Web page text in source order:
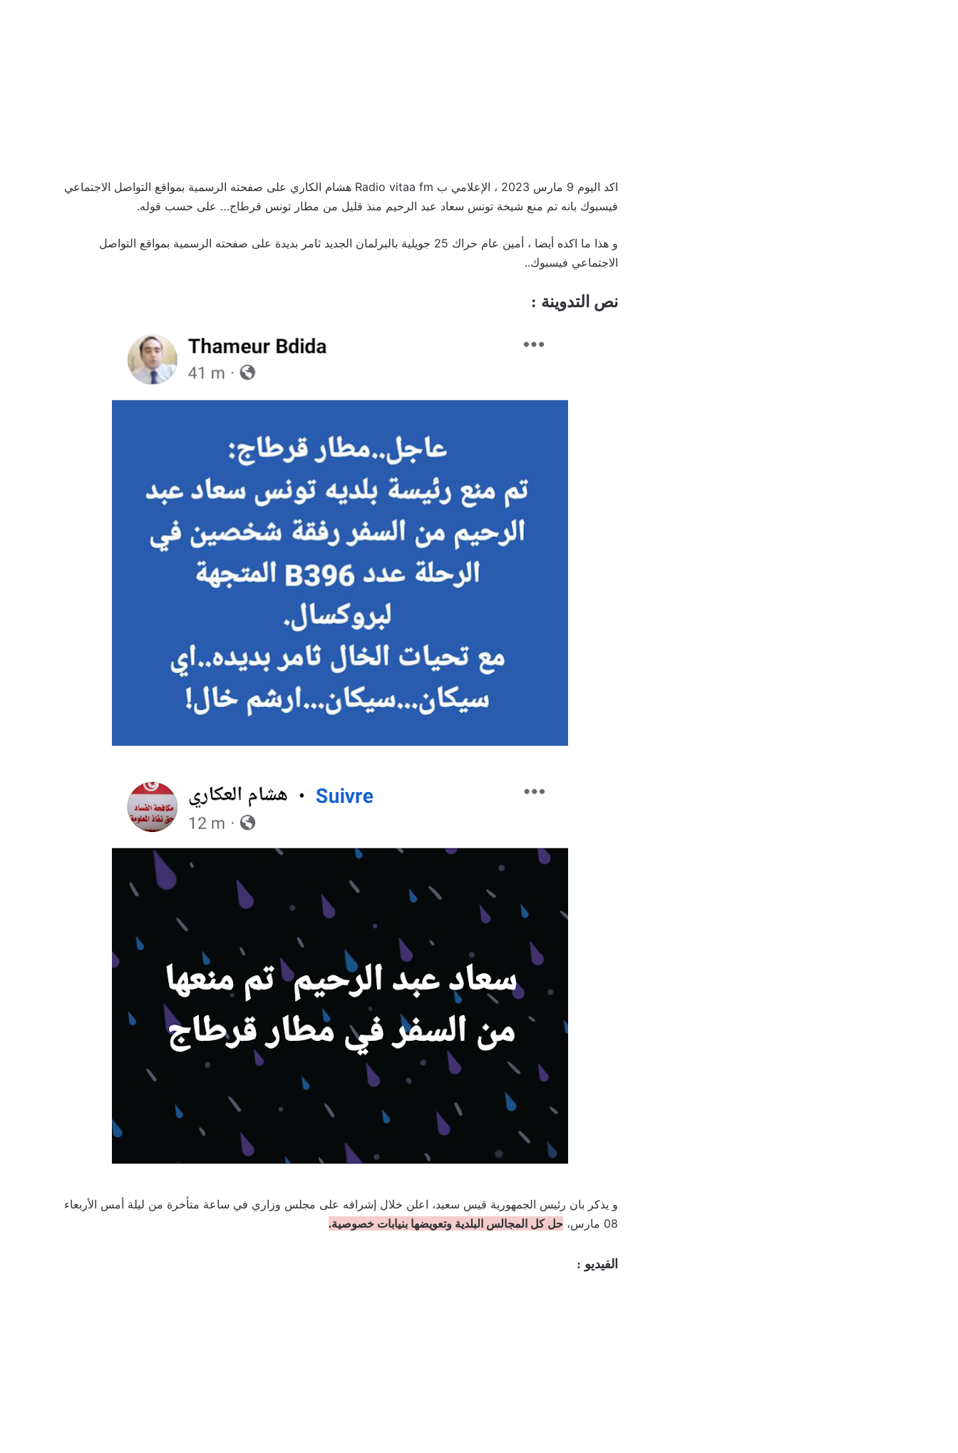
اكد اليوم 9 مارس 2023 ، الإعلامي ب Radio vitaa fm هشام الكاري على صفحته الرسمية بمواقع التواصل الاجتماعي
فيسبوك بانه تم منع شيخة تونس سعاد عبد الرحيم منذ قليل من مطار تونس قرطاج… على حسب قوله.
و هذا ما اكده أيضا ، أمين عام حراك 25 جويلية بالبرلمان الجديد ثامر بديدة على صفحته الرسمية بمواقع التواصل
الاجتماعي فيسبوك..
نص التدوينة :
و يذكر بان رئيس الجمهورية قيس سعيد، اعلن خلال إشرافه على مجلس وزاري في ساعة متأخرة من ليلة أمس الأربعاء
08 مارس،
حل كل المجالس البلدية وتعويضها بنيابات خصوصية.
الفيديو :